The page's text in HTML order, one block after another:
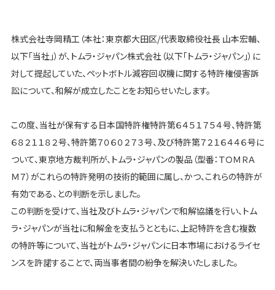
株式会社寺岡精工（本社：東京都大田区/代表取締役社長 山本宏輔、
以下「当社」）が、トムラ・ジャパン株式会社（以下「トムラ・ジャパン」）に
対して提起していた、ペットボトル減容回収機に関する特許権侵害訴
訟について、和解が成立したことをお知らせいたします。
この度、当社が保有する日本国特許権特許第６４５１７５４号、特許第
６８２１１８２号、特許第７０６０２７３号、及び特許第７２１６４４６号に
ついて、東京地方裁判所が、トムラ・ジャパンの製品（型番：ＴＯＭＲＡ
Ｍ７）がこれらの特許発明の技術的範囲に属し、かつ、これらの特許が
有効である、との判断を示しました。
この判断を受けて、当社及びトムラ・ジャパンで和解協議を行い、トム
ラ・ジャパンが当社に和解金を支払うとともに、上記特許を含む複数
の特許等について、当社がトムラ・ジャパンに日本市場におけるライセ
ンスを許諾することで、両当事者間の紛争を解決いたしました。